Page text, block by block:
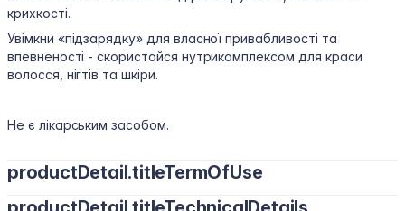
крихкості.
Увімкни «підзарядку» для власної привабливості та
впевненості - скористайся нутрикомплексом для краси
волосся, нігтів та шкіри.
Не є лікарським засобом.
productDetail.titleTermOfUse
Дорослим та дітям з 12 років - по 1 капсулі 2 рази на день під